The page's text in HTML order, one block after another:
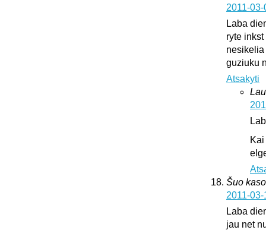
2011-
Laba
ryte
guziuku
Atsakyti
Šuo
2011-
Laba
jau net